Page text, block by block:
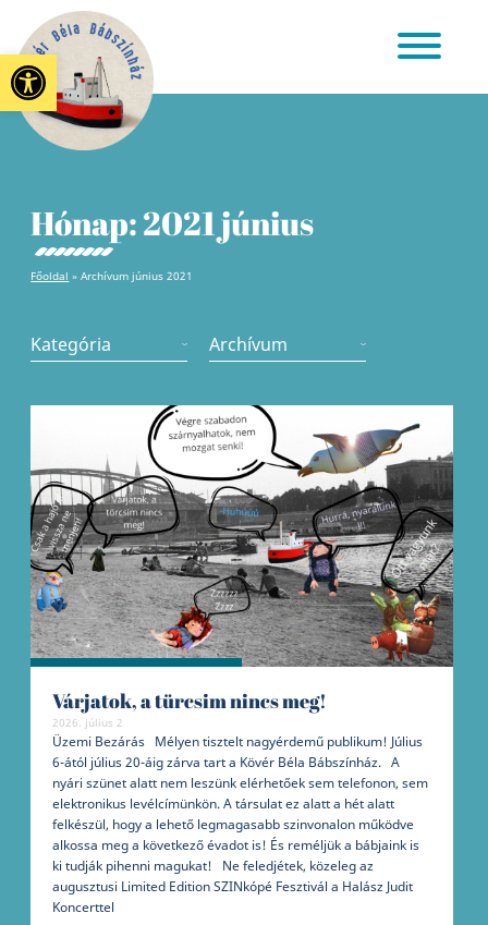
Eszköztár megnyitása
Hónap:2021 június
Főoldal »Archívum június 2021
Kategória Archívum
Várjatok, a türcsim nincs meg!
2026. július 2
Üzemi Bezárás Mélyen tisztelt nagyérdemű publikum! Július
6-ától július 20-áig zárva tart a Kövér Béla Bábszínház. A
nyári szünet alatt nem leszünk elérhetőek sem telefonon, sem
elektronikus levélcímünkön. A társulat ez alatt a hét alatt
felkészül, hogy a lehető legmagasabb szinvonalon működve
alkossa meg a következő évadot is! És reméljük a bábjaink is
ki tudják pihenni magukat! Ne feledjétek, közeleg az
augusztusi Limited Edition SZINkópé Fesztivál a Halász Judit
Koncerttel